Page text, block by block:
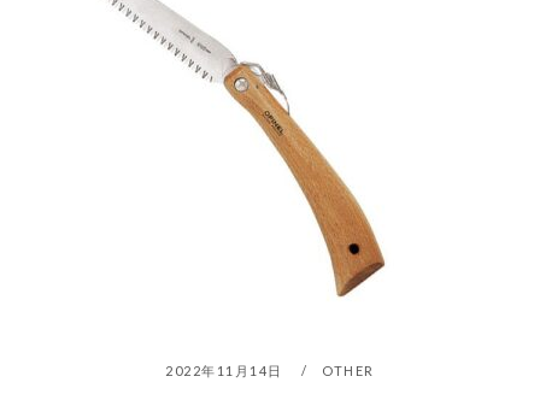
2022年11月14日 OTHER